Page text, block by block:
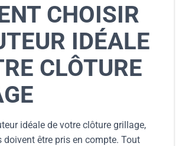
CHOISIR
IDÉALE
CLÔTURE
idéale de votre clôture grillage,
doivent être pris en compte. Tout